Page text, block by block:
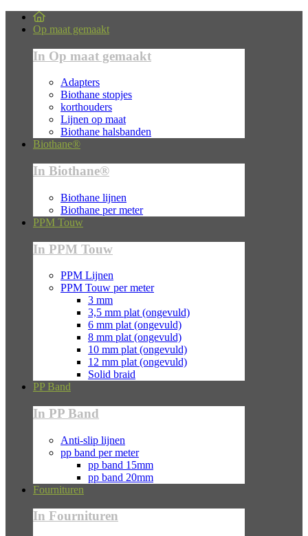
Op maat gemaakt
In Op maat gemaakt
Adapters
Biothane stopjes
korthouders
Lijnen op maat
Biothane halsbanden
Biothane®
In Biothane®
Biothane lijnen
Biothane per meter
PPM Touw
In PPM Touw
PPM Lijnen
PPM Touw per meter
3 mm
3,5 mm plat (ongevuld)
6 mm plat (ongevuld)
8 mm plat (ongevuld)
10 mm plat (ongevuld)
12 mm plat (ongevuld)
Solid braid
PP Band
In PP Band
Anti-slip lijnen
pp band per meter
pp band 15mm
pp band 20mm
Fournituren
In Fournituren